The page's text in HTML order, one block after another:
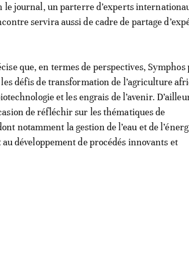
le journal, un parterre d’experts
servira aussi de cadre de partage
que, en termes de perspectives, Symphos
les défis de transformation de l’agriculture
et les engrais de l’avenir.
de réfléchir sur les thématiques de
notamment la gestion de l’eau et de
développement de procédés innovants et